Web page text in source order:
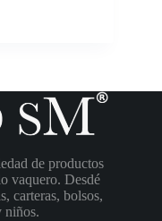
de productos
vaquero. Desdé
carteras, bolsos,
niños.